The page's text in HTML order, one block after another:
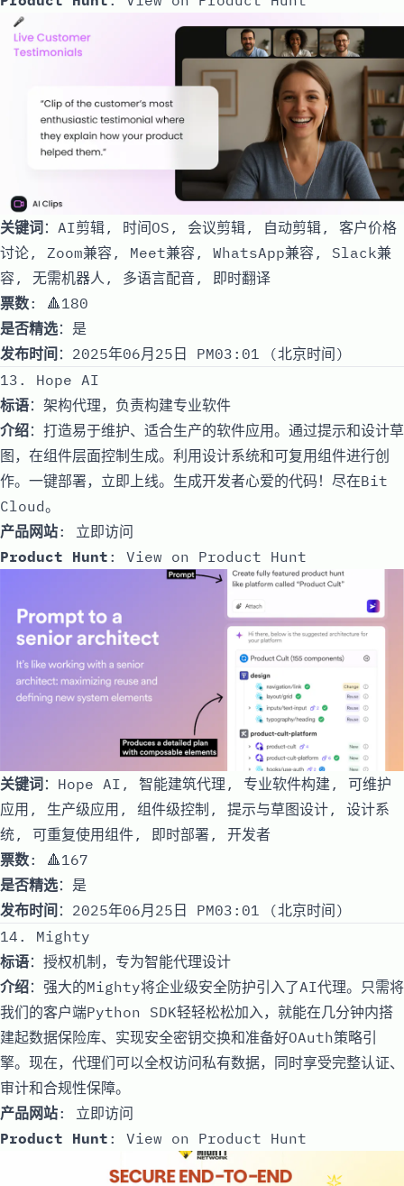
关键词：AI剪辑, 时间OS, 会议剪辑, 自动剪辑, 客户价格
讨论, Zoom兼容, Meet兼容, WhatsApp兼容, Slack兼
容, 无需机器人, 多语言配音, 即时翻译
票数: 🔺180
是否精选：是
发布时间 ：2025年06月25日 PM03:01 (北京时间)
13. Hope AI
标语：架构代理，负责构建专业软件
介绍：打造易于维护、适合生产的软件应用。通过提示和设计草
图，在组件层面控制生成。利用设计系统和可复用组件进行创
作。一键部署，立即上线。生成开发者心爱的代码！尽在Bit
Cloud。
产品网站: 立即访问
Product Hunt : View on Product Hunt
关键词：Hope AI, 智能建筑代理, 专业软件构建, 可维护
应用, 生产级应用, 组件级控制, 提示与草图设计, 设计系
统, 可重复使用组件, 即时部署, 开发者
票数: 🔺167
是否精选：是
发布时间 ：2025年06月25日 PM03:01 (北京时间)
14. Mighty
标语：授权机制，专为智能代理设计
介绍：强大的Mighty将企业级安全防护引入了AI代理。只需将
我们的客户端Python SDK轻轻松松加入，就能在几分钟内搭
建起数据保险库、实现安全密钥交换和准备好OAuth策略引
擎。现在，代理们可以全权访问私有数据，同时享受完整认证、
审计和合规性保障。
产品网站: 立即访问
Product Hunt : View on Product Hunt